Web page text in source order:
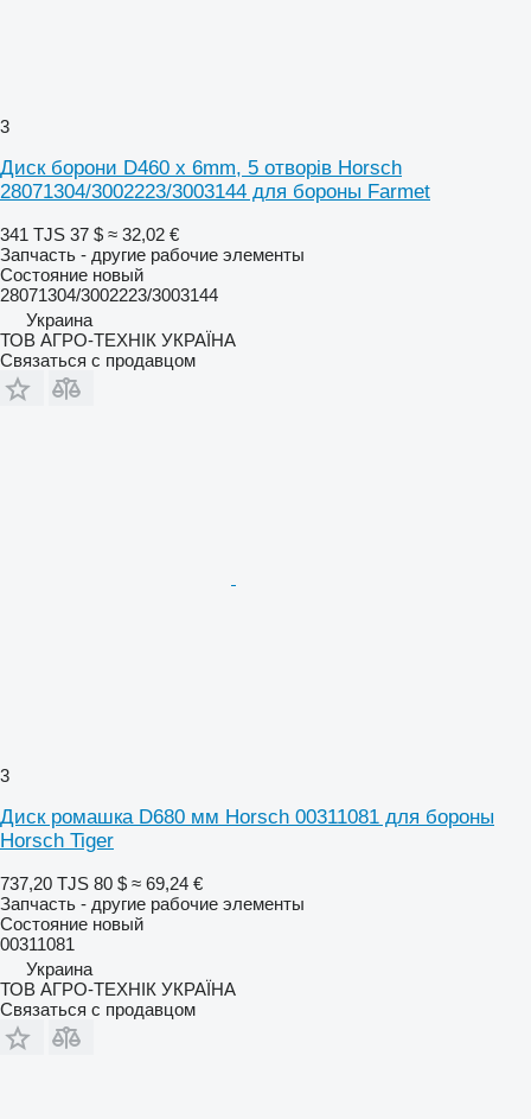
3
Диск борони D460 x 6mm, 5 отворів Horsch
28071304/3002223/3003144 для бороны Farmet
341 TJS 37 $ ≈ 32,02 €
Запчасть - другие рабочие элементы
Состояние новый
28071304/3002223/3003144
Украина
ТОВ АГРО-ТЕХНІК УКРАЇНА
Связаться с продавцом
3
Диск ромашка D680 мм Horsch 00311081 для бороны
Horsch Tiger
737,20 TJS 80 $ ≈ 69,24 €
Запчасть - другие рабочие элементы
Состояние новый
00311081
Украина
ТОВ АГРО-ТЕХНІК УКРАЇНА
Связаться с продавцом